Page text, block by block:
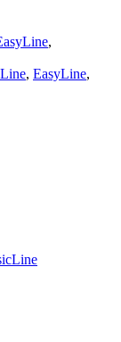
,
, EasyLine,